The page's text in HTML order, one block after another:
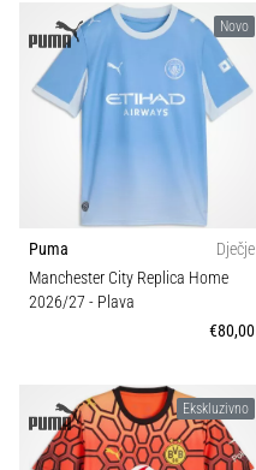
Novo
Puma
Dječje
Manchester City Replica Home
2026/27 - Plava
€80,00
Ekskluzivno